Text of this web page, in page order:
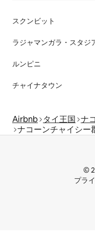
スクンビット
ラジャマンガラ・スタジ
ルンピニ
チャイナタウン
Airbnb タイ王国 ナ
ナコーンチャイシー
©
プラ